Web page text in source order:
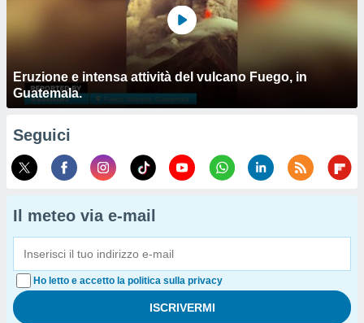
Eruzione e intensa attività del vulcano Fuego, in
Guatemala.
Seguici
Il meteo via e-mail
Ho letto e accetto la politica sulla privacy